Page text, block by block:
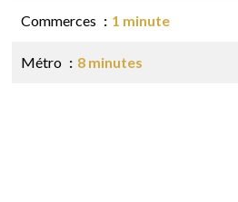
Commerces 1 minute
Métro 8 minutes